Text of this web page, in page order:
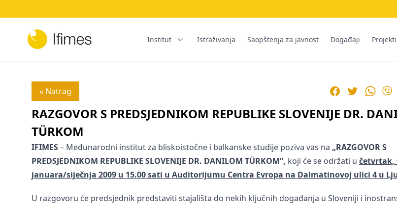
Institut Istraživanja Saopštenja za javnost Događaji Projekti
« Natrag FacebookTwitter
RAZGOVOR S PREDSJEDNIKOM REPUBLIKE SLOVENIJE DR.
TÜRKOM
IFIMES– Međunarodni institut za bliskoistočne i balkanske studije poziva vas na „RAZGOVOR S
PREDSJEDNIKOM REPUBLIKE SLOVENIJE DR. DANILOM TÜRKOM“, koji će se održati u četvrtak,
januara/siječnja 2009 u 15.00 sati u Auditorijumu Centra Evropa na Dalmatinovoj ulici 4 u
U razgovoru će predsjednik predstaviti stajališta do nekih ključnih događanja u Sloveniji i